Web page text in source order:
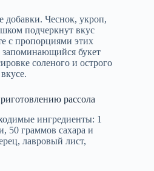
добавки. Чеснок, укроп,
подчеркнут вкус
с пропорциями этих
запоминающийся букет
соленого и острого
рассола
ингредиенты: 1
50 граммов сахара и
лавровый лист,